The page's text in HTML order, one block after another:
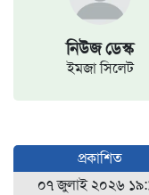
নিউজ ডেস্ক
ইমজা সিলেট
প্রকাশিত
০৭ জুলাই ২০২৬